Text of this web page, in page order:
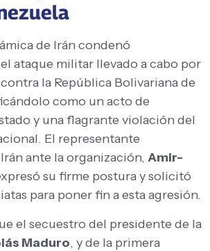
de Irán condenó
ataque militar llevado a cabo por
la República Bolivariana de
como un acto de
y una flagrante violación del
El representante
ante la organización, Amir-
su firme postura y solicitó
para poner fin a esta agresión.
el secuestro del presidente de la
Maduro, y de la primera